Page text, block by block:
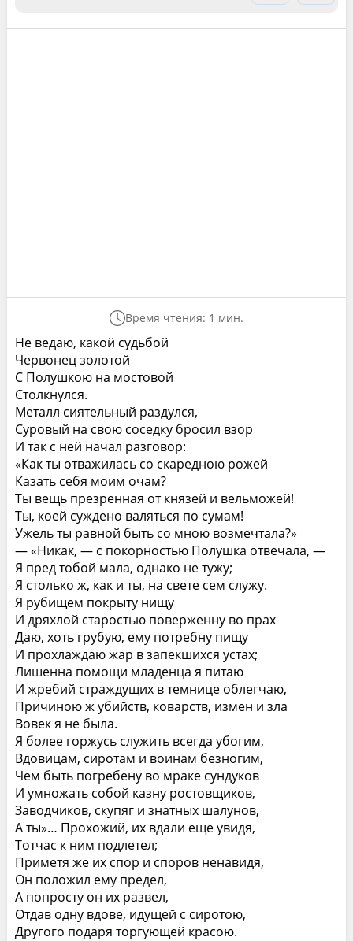
Время чтения: 1 мин.
Не ведаю, какой судьбой
Червонец золотой
С Полушкою на мостовой
Столкнулся.
Металл сиятельный раздулся,
Суровый на свою соседку бросил взор
И так с ней начал разговор:
«Как ты отважилась со скаредною рожей
Казать себя моим очам?
Ты вещь презренная от князей и вельможей!
Ты, коей суждено валяться по сумам!
Ужель ты равной быть со мною возмечтала?»
— «Никак, — с покорностью Полушка отвечала, —
Я пред тобой мала, однако не тужу;
Я столько ж, как и ты, на свете сем служу.
Я рубищем покрыту нищу
И дряхлой старостью поверженну во прах
Даю, хоть грубую, ему потребну пищу
И прохлаждаю жар в запекшихся устах;
Лишенна помощи младенца я питаю
И жребий страждущих в темнице облегчаю,
Причиною ж убийств, коварств, измен и зла
Вовек я не была.
Я более горжусь служить всегда убогим,
Вдовицам, сиротам и воинам безногим,
Чем быть погребену во мраке сундуков
И умножать собой казну ростовщиков,
Заводчиков, скупяг и знатных шалунов,
А ты»… Прохожий, их вдали еще увидя,
Тотчас к ним подлетел;
Приметя же их спор и споров ненавидя,
Он положил ему предел,
А попросту он их развел,
Отдав одну вдове, идущей с сиротою,
Другого подаря торгующей красою.